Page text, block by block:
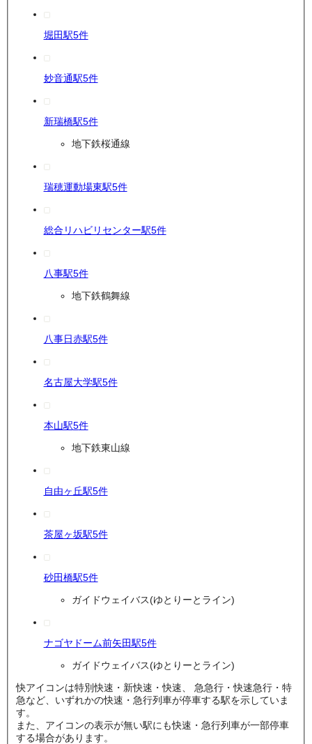
堀田駅5件
妙音通駅5件
新瑞橋駅5件
地下鉄桜通線
瑞穂運動場東駅5件
総合リハビリセンター駅5件
八事駅5件
地下鉄鶴舞線
八事日赤駅5件
名古屋大学駅5件
本山駅5件
地下鉄東山線
自由ヶ丘駅5件
茶屋ヶ坂駅5件
砂田橋駅5件
ガイドウェイバス(ゆとりーとライン)
ナゴヤドーム前矢田駅5件
ガイドウェイバス(ゆとりーとライン)
快アイコンは特別快速・新快速・快速、 急急行・快速急行・特
急など、いずれかの快速・急行列車が停車する駅を示していま
す。
また、アイコンの表示が無い駅にも快速・急行列車が一部停車
する場合があります。